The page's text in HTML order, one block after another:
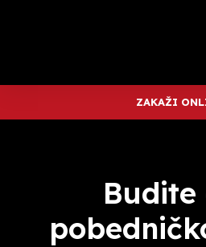
ZAKAŽI
Budite